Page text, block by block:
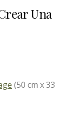
Una
(50 cm x 33